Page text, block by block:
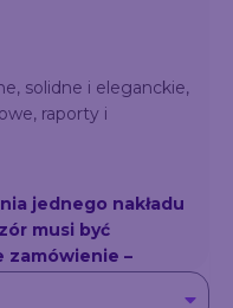
solidne i eleganckie,
raporty i
jednego nakładu
musi być
zamówienie –